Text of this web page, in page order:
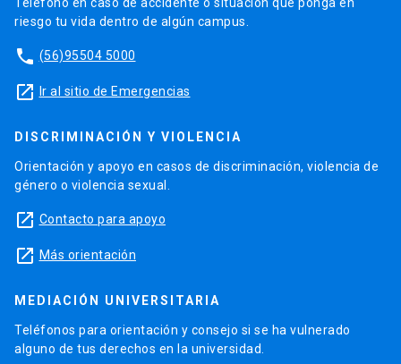
Teléfono en caso de accidente o situación que ponga en
riesgo tu vida dentro de algún campus.
phone (56)95504 5000
launch Ir al sitio de Emergencias
DISCRIMINACIÓN Y VIOLENCIA
Orientación y apoyo en casos de discriminación, violencia de
género o violencia sexual.
launch Contacto para apoyo
launch Más orientación
MEDIACIÓN UNIVERSITARIA
Teléfonos para orientación y consejo si se ha vulnerado
alguno de tus derechos en la universidad.